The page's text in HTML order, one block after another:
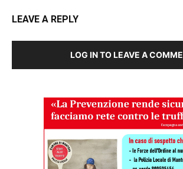
LEAVE A REPLY
LOG IN TO LEAVE A